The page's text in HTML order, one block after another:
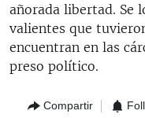
añorada libertad. Se
valientes que
encuentran en las
preso político.
Compartir